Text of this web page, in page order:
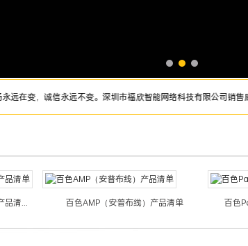
，诚信永远不变。深圳市福欣智能网络科技有限公司销售康普
品清... 百色AMP（安普布线）产品清单 百色